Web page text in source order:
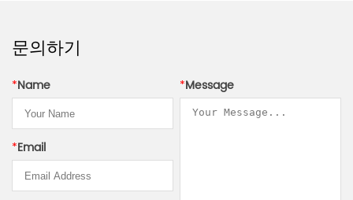
문의하기
*Name
*Email
*Message